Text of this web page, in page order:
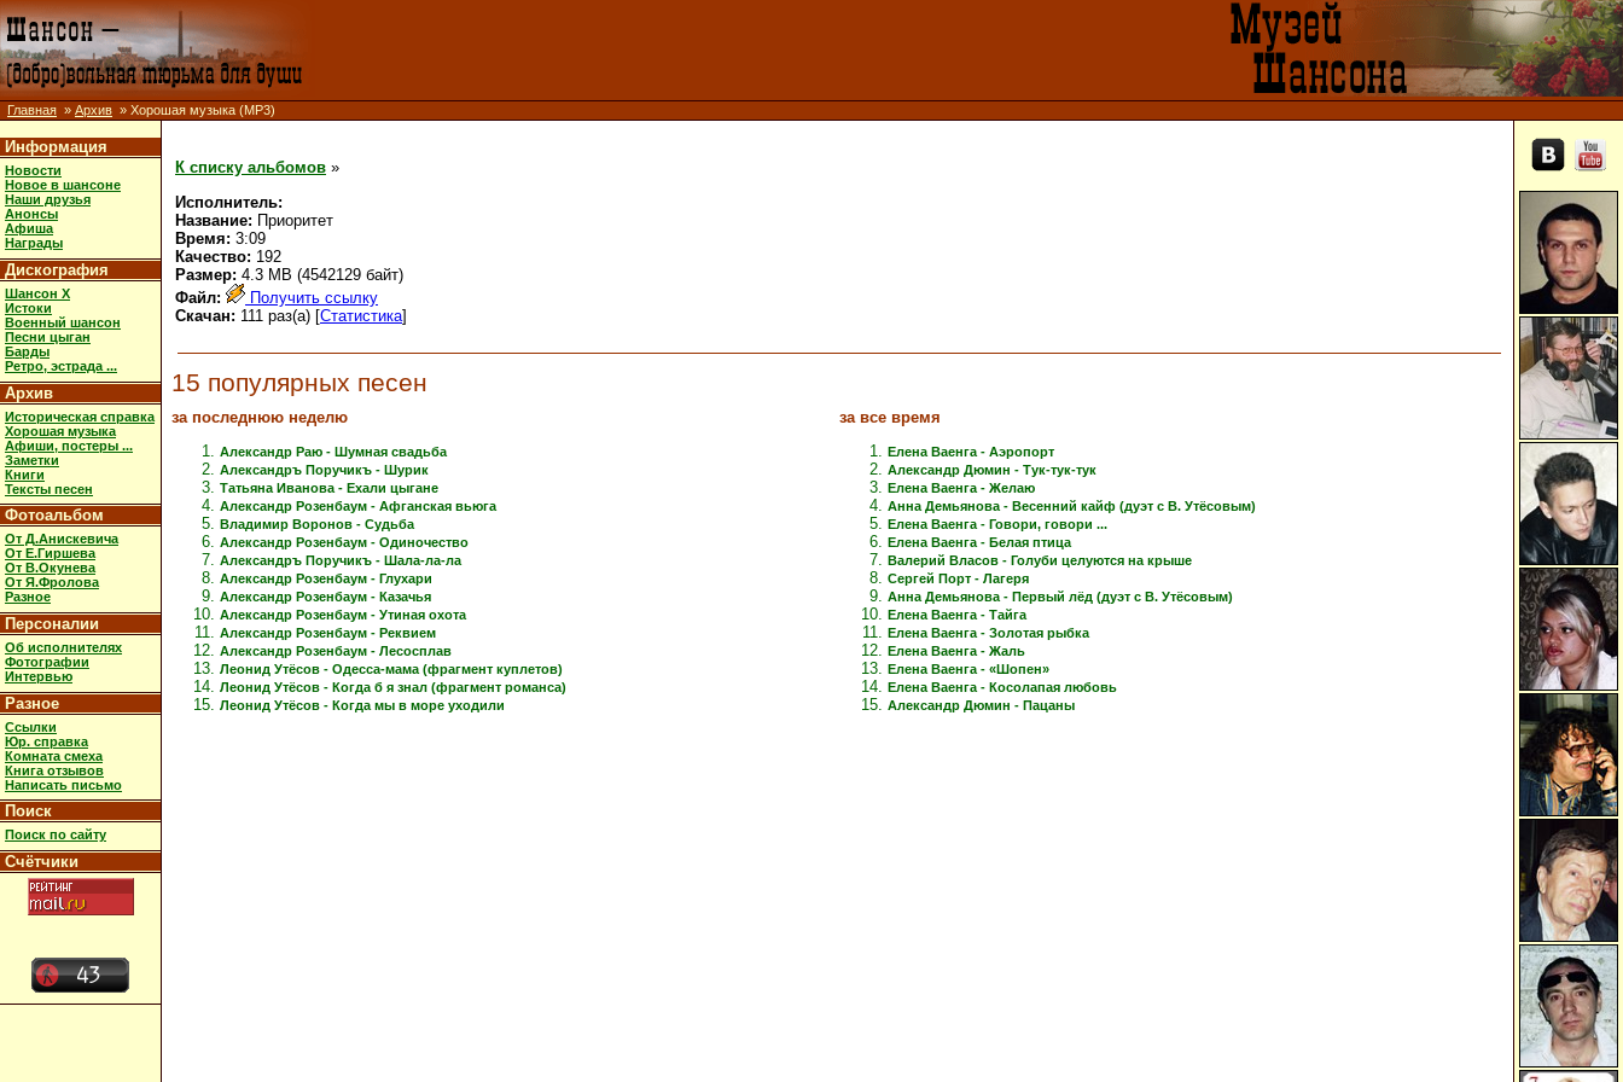
Главная » Архив » Хорошая музыка (MP3)
Информация
Новости
Новое в шансоне
Наши друзья
Анонсы
Афиша
Награды
Дискография
Шансон X
Истоки
Военный шансон
Песни цыган
Барды
Ретро, эстрада ...
Архив
Историческая справка
Хорошая музыка
Афиши, постеры ...
Заметки
Книги
Тексты песен
Фотоальбом
От Д.Анискевича
От Е.Гиршева
От В.Окунева
От Я.Фролова
Разное
Персоналии
Об исполнителях
Фотографии
Интервью
Разное
Ссылки
Юр. справка
Комната смеха
Книга отзывов
Написать письмо
Поиск
Поиск по сайту
Счётчики
К списку альбомов »
Исполнитель:
Название: Приоритет
Время: 3:09
Качество: 192
Размер: 4.3 MB (4542129 байт)
Файл:
Получить ссылку
Скачан: 111 раз(а) [Статистика]
15 популярных песен
за последнюю неделю
Александр Раю - Шумная свадьба
Александръ Поручикъ - Шурик
Татьяна Иванова - Ехали цыгане
Александр Розенбаум - Афганская вьюга
Владимир Воронов - Судьба
Александр Розенбаум - Одиночество
Александръ Поручикъ - Шала-ла-ла
Александр Розенбаум - Глухари
Александр Розенбаум - Казачья
Александр Розенбаум - Утиная охота
Александр Розенбаум - Реквием
Александр Розенбаум - Лесосплав
Леонид Утёсов - Одесса-мама (фрагмент куплетов)
Леонид Утёсов - Когда б я знал (фрагмент романса)
Леонид Утёсов - Когда мы в море уходили
за все время
Елена Ваенга - Аэропорт
Александр Дюмин - Тук-тук-тук
Елена Ваенга - Желаю
Анна Демьянова - Весенний кайф (дуэт с В. Утёсовым)
Елена Ваенга - Говори, говори ...
Елена Ваенга - Белая птица
Валерий Власов - Голуби целуются на крыше
Сергей Порт - Лагеря
Анна Демьянова - Первый лёд (дуэт с В. Утёсовым)
Елена Ваенга - Тайга
Елена Ваенга - Золотая рыбка
Елена Ваенга - Жаль
Елена Ваенга - «Шопен»
Елена Ваенга - Косолапая любовь
Александр Дюмин - Пацаны